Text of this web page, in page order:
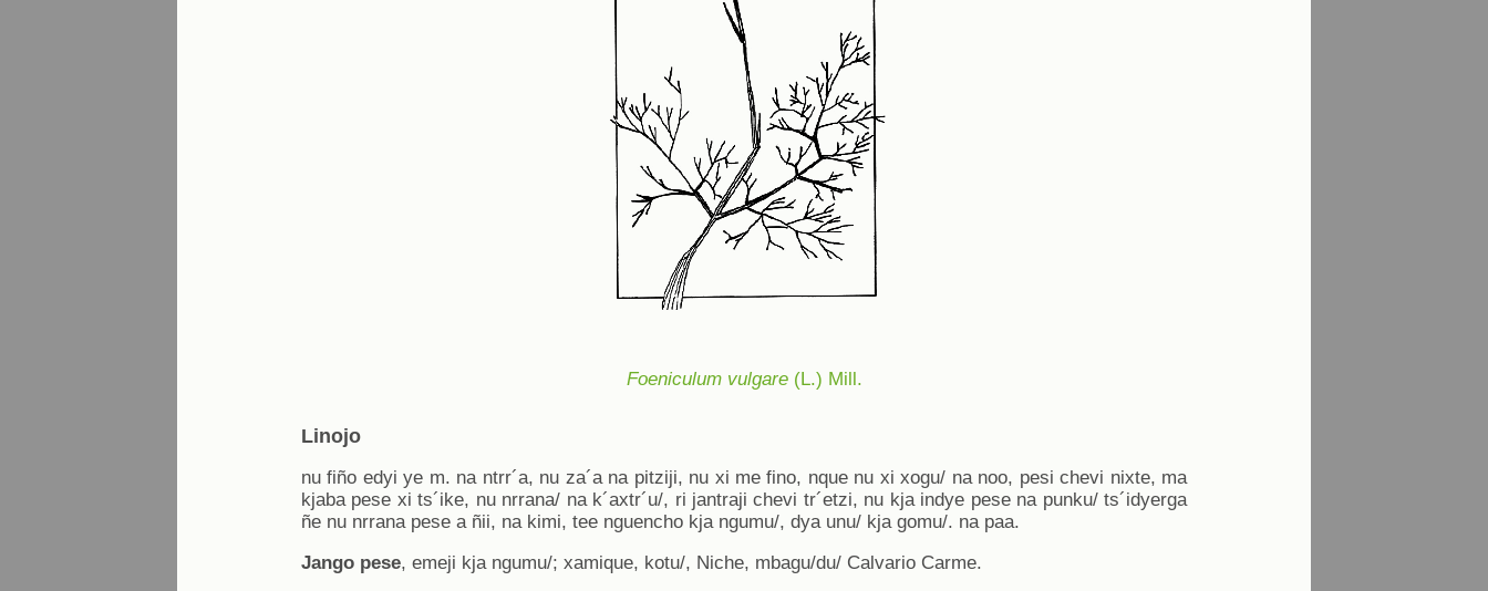
Foeniculum vulgare(L.) Mill.
Linojo
nu fiño edyi ye m. na ntrr´a, nu za´a na pitziji, nu xi me fino, nque nu xi xogu/ na noo, pesi chevi nixte, ma
kjaba pese xi ts´ike, nu nrrana/ na k´axtr´u/, ri jantraji chevi tr´etzi, nu kja indye pese na punku/ ts´idyerga
ñe nu nrrana pese a ñii, na kimi, tee nguencho kja ngumu/, dya unu/ kja gomu/. na paa.
Jango pese, emeji kja ngumu/; xamique, kotu/, Niche, mbagu/du/ Calvario Carme.